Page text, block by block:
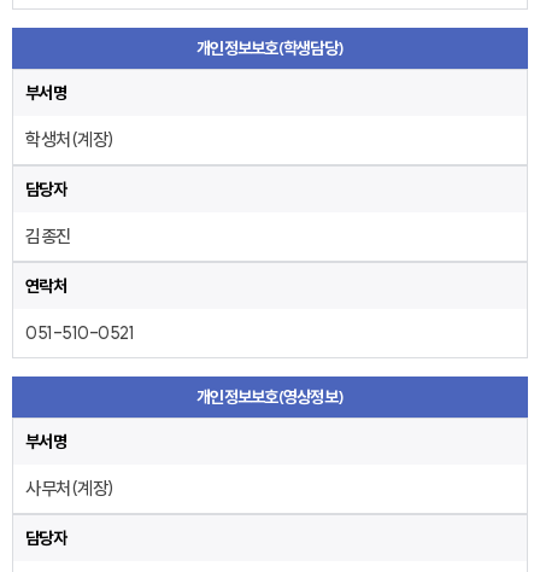
개인정보보호(학생담당)
부서명
학생처(계장)
담당자
김종진
연락처
051-510-0521
개인정보보호(영상정보)
부서명
사무처(계장)
담당자